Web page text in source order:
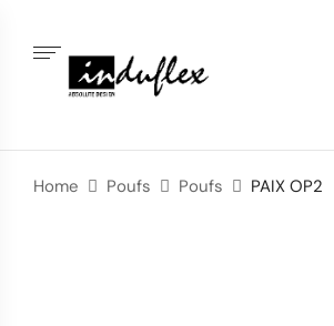
Home Poufs Poufs PAIX OP2